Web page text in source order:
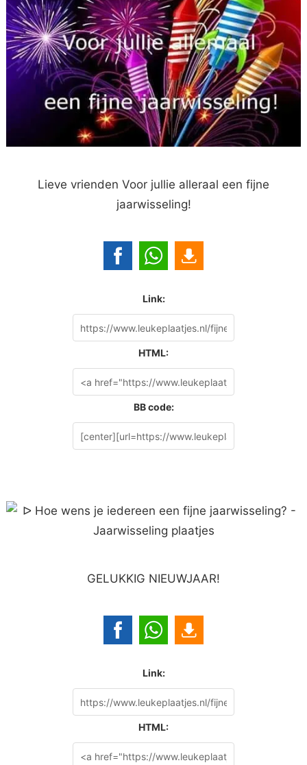
Lieve vrienden Voor jullie alleraal een fijne
jaarwisseling!
Link:
HTML:
BB code:
GELUKKIG NIEUWJAAR!
Link:
HTML: